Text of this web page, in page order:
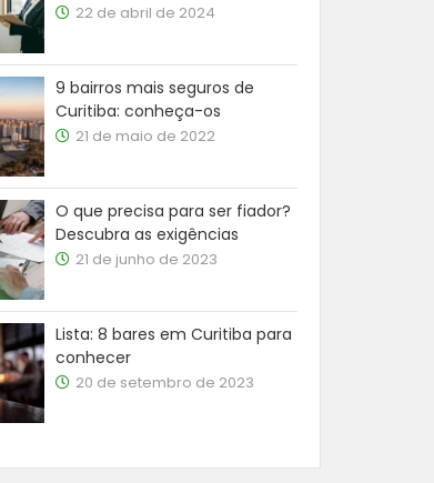
22 de abril de 2024
9 bairros mais seguros de
Curitiba: conheça-os
21 de maio de 2022
O que precisa para ser fiador?
Descubra as exigências
21 de junho de 2023
Lista: 8 bares em Curitiba para
conhecer
20 de setembro de 2023